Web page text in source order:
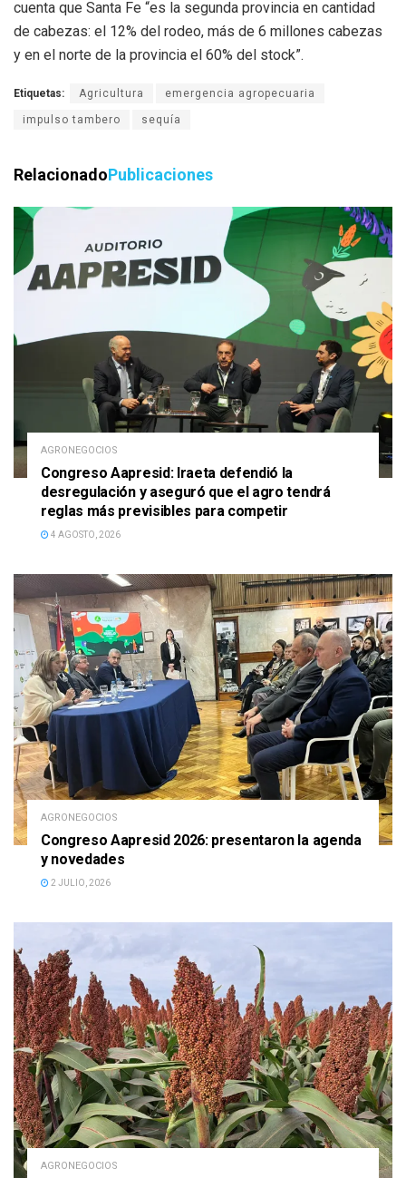
cuenta que Santa Fe “es la segunda provincia en cantidad
de cabezas: el 12% del rodeo, más de 6 millones cabezas
y en el norte de la provincia el 60% del stock”.
Etiquetas: Agricultura emergencia agropecuaria
impulso tambero sequía
RelacionadoPublicaciones
AGRONEGOCIOS
Congreso Aapresid: Iraeta defendió la
desregulación y aseguró que el agro tendrá
reglas más previsibles para competir
4 AGOSTO, 2026
AGRONEGOCIOS
Congreso Aapresid 2026: presentaron la agenda
y novedades
2 JULIO, 2026
AGRONEGOCIOS